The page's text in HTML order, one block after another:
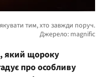
який щороку
про особливу